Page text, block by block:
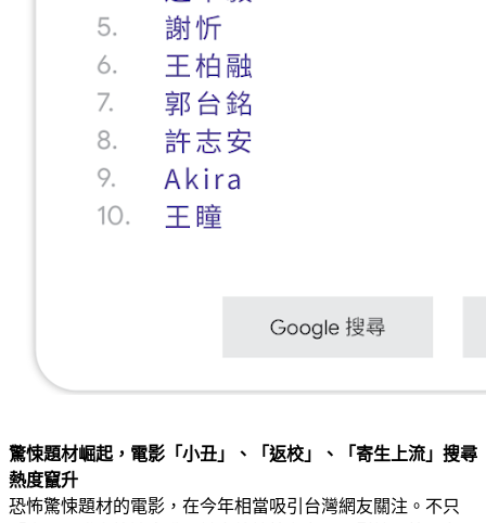
驚悚題材崛起，電影「小丑」、「返校」、「寄生上流」搜尋
熱度竄升
恐怖驚悚題材的電影，在今年相當吸引台灣網友關注。不只